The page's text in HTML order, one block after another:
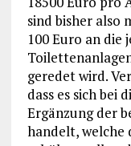
sind bisher also
100 Euro an die
geredet wird.
dass es sich bei
Ergänzung der
handelt,